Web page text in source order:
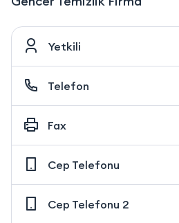
Yetkili
Telefon
Fax
Cep Telefonu
Cep Telefonu 2